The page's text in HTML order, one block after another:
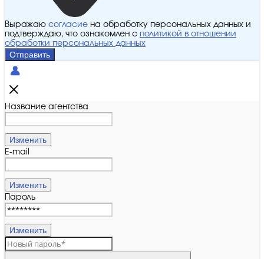
Выражаю согласие на обработку персональных данных и
подтверждаю, что ознакомлен с политикой в отношении
обработки персональных данных
Отправить
Название агентства
Изменить
E-mail
Изменить
Пароль
Изменить